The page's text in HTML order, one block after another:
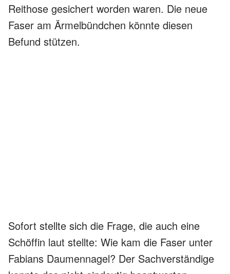
Reithose gesichert worden waren. Die neue
Faser am Ärmelbündchen könnte diesen
Befund stützen.
Sofort stellte sich die Frage, die auch eine
Schöffin laut stellte: Wie kam die Faser unter
Fabians Daumennagel? Der Sachverständige